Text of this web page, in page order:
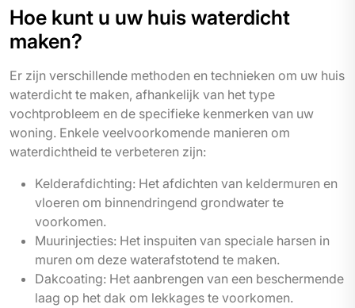
Hoe kunt u uw huis waterdicht
maken?
Er zijn verschillende methoden en technieken om uw huis
waterdicht te maken, afhankelijk van het type
vochtprobleem en de specifieke kenmerken van uw
woning. Enkele veelvoorkomende manieren om
waterdichtheid te verbeteren zijn:
Kelderafdichting: Het afdichten van keldermuren en
vloeren om binnendringend grondwater te
voorkomen.
Muurinjecties: Het inspuiten van speciale harsen in
muren om deze waterafstotend te maken.
Dakcoating: Het aanbrengen van een beschermende
laag op het dak om lekkages te voorkomen.